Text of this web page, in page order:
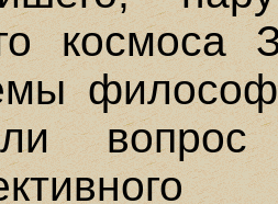
космоса